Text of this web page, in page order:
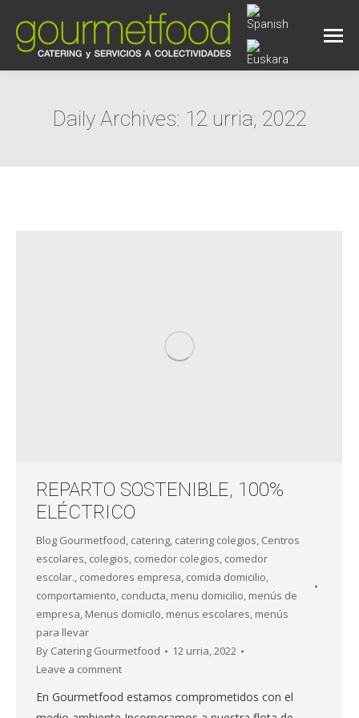
Daily Archives: 12 urria, 2022
REPARTO SOSTENIBLE, 100%
ELÉCTRICO
Blog Gourmetfood, catering, catering colegios, Centros
escolares, colegios, comedor colegios, comedor
escolar., comedores empresa, comida domicilio,
comportamiento, conducta, menu domicilio, menús de
empresa, Menus domicilo, menus escolares, menús
para llevar
By Catering Gourmetfood
12 urria, 2022
Leave a comment
En Gourmetfood estamos comprometidos con el